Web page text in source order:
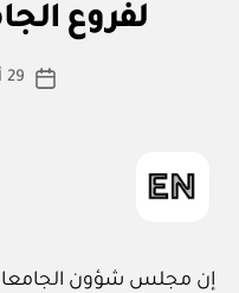
لفروع
تاريخ
29 أغسطس 2023
إن مجلس شؤون